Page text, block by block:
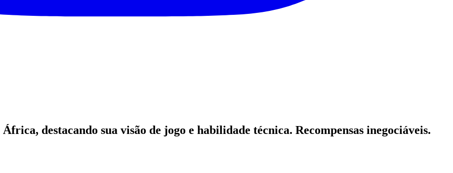
destacando sua visão de jogo e habilidade técnica. Recompensas inegociáveis.